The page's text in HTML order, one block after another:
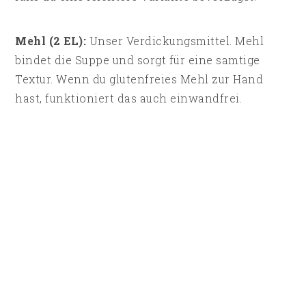
Mehl (2 EL): Unser Verdickungsmittel. Mehl
bindet die Suppe und sorgt für eine samtige
Textur. Wenn du glutenfreies Mehl zur Hand
hast, funktioniert das auch einwandfrei.